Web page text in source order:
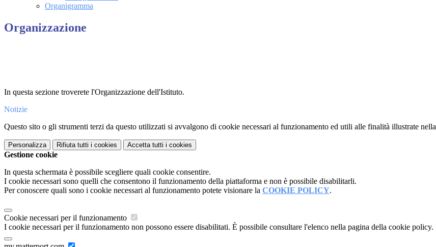
Organigramma
Organizzazione
In questa sezione troverete l'Organizzazione dell'Istituto.
Notizie
Questo sito o gli strumenti terzi da questo utilizzati si avvalgono di cookie necessari al funzionamento ed utili alle finalità illustrate nella
Personalizza Rifiuta tutti i cookies Accetta tutti i cookies
Gestione cookie
In questa schermata è possibile scegliere quali cookie consentire.
I cookie necessari sono quelli che consentono il funzionamento della piattaforma e non è possibile disabilitarli.
Per conoscere quali sono i cookie necessari al funzionamento potete visionare la COOKIE POLICY.
Cookie necessari per il funzionamento
I cookie necessari per il funzionamento non possono essere disabilitati. È possibile consultare l'elenco nella pagina della cookie policy.